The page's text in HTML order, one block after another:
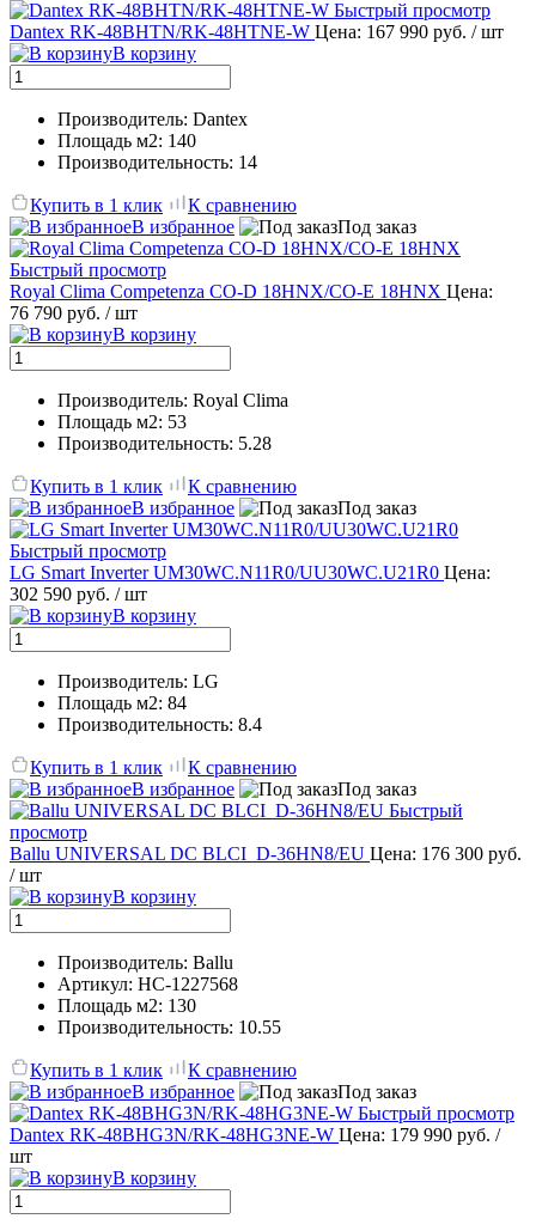
Быстрый просмотр
Dantex RK-48BHTN/RK-48HTNE-W Цена: 167 990 руб. / шт
В корзину
Производитель: Dantex
Площадь м2: 140
Производительность: 14
Купить в 1 клик
К сравнению
В избранное
Под заказ
Быстрый просмотр
Royal Clima Competenza CO-D 18HNX/CO-E 18HNX Цена:
76 790 руб. / шт
В корзину
Производитель: Royal Clima
Площадь м2: 53
Производительность: 5.28
Купить в 1 клик
К сравнению
В избранное
Под заказ
Быстрый просмотр
LG Smart Inverter UM30WC.N11R0/UU30WC.U21R0 Цена:
302 590 руб. / шт
В корзину
Производитель: LG
Площадь м2: 84
Производительность: 8.4
Купить в 1 клик
К сравнению
В избранное
Под заказ
Быстрый
просмотр
Ballu UNIVERSAL DC BLCI_D-36HN8/EU Цена: 176 300 руб.
/ шт
В корзину
Производитель: Ballu
Артикул: НС-1227568
Площадь м2: 130
Производительность: 10.55
Купить в 1 клик
К сравнению
В избранное
Под заказ
Быстрый просмотр
Dantex RK-48BHG3N/RK-48HG3NE-W Цена: 179 990 руб. /
шт
В корзину